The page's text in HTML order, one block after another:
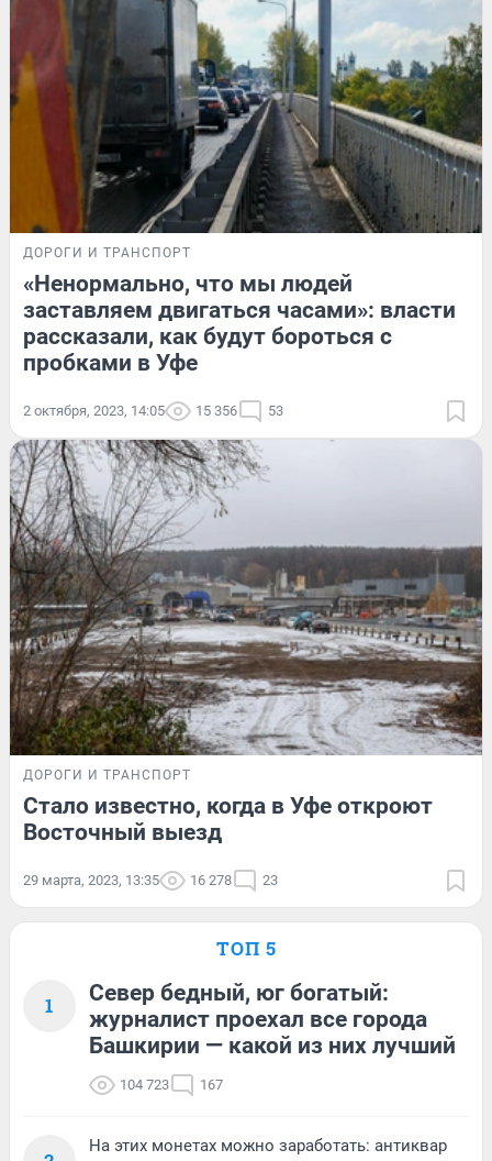
ДОРОГИ И ТРАНСПОРТ
«Ненормально, что мы людей
заставляем двигаться часами»: власти
рассказали, как будут бороться с
пробками в Уфе
2 октября, 2023, 14:05 15 356 53
ДОРОГИ И ТРАНСПОРТ
Стало известно, когда в Уфе откроют
Восточный выезд
29 марта, 2023, 13:35 16 278 23
ТОП 5
1
Север бедный, юг богатый:
журналист проехал все города
Башкирии — какой из них лучший
104 723 167
На этих монетах можно заработать: антиквар